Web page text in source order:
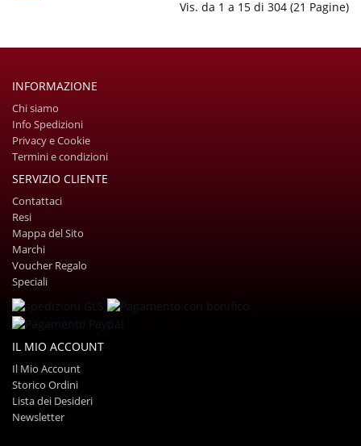
Vis. da 1 a 15 di 304 (21 Pagine)
INFORMAZIONE
Chi siamo
Info Spedizioni
Privacy e Cookie
Termini e condizioni
SERVIZIO CLIENTE
Contattaci
Resi
Mappa del Sito
Marchi
Voucher Regalo
Speciali
IL MIO ACCOUNT
Il Mio Account
Storico Ordini
Lista dei Desideri
Newsletter